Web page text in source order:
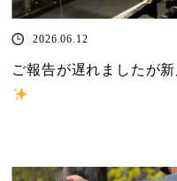
2026.06.12
ご報告が遅れましたが